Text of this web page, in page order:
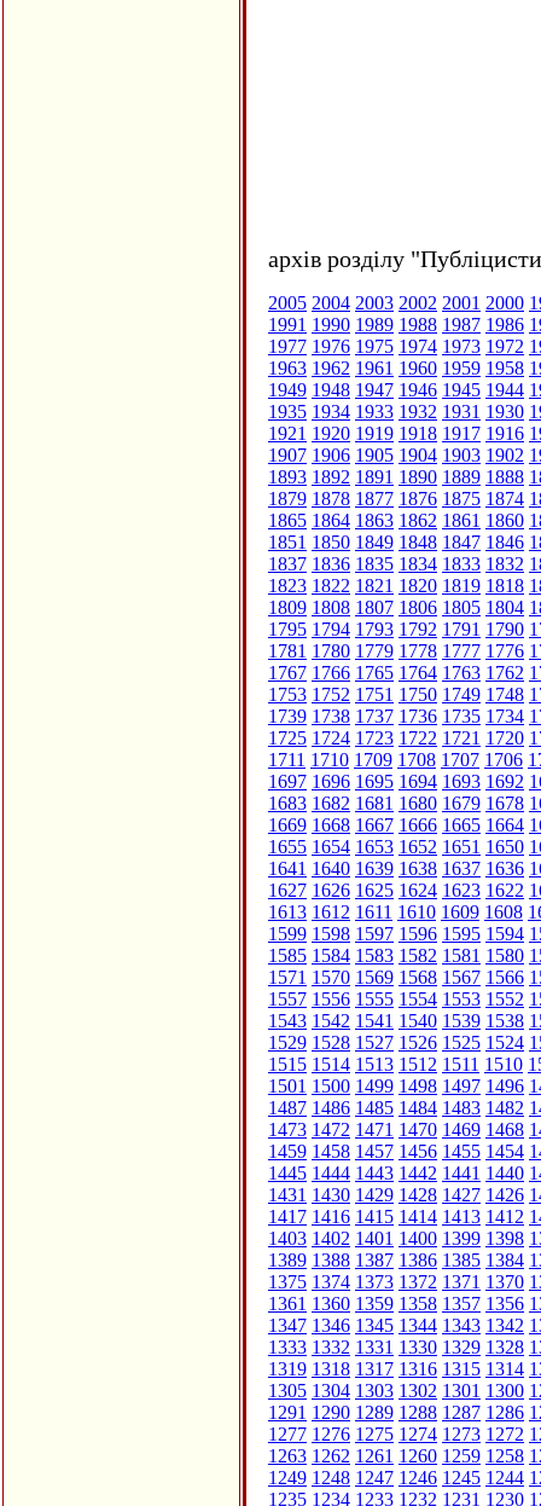
архів розділу
2005 2004 2003 2002 2001 2000
1991 1990 1989 1988 1987 1986
1977 1976 1975 1974 1973 1972
1963 1962 1961 1960 1959 1958
1949 1948 1947 1946 1945 1944
1935 1934 1933 1932 1931 1930
1921 1920 1919 1918 1917 1916
1907 1906 1905 1904 1903 1902
1893 1892 1891 1890 1889 1888
1879 1878 1877 1876 1875 1874
1865 1864 1863 1862 1861 1860
1851 1850 1849 1848 1847 1846
1837 1836 1835 1834 1833 1832
1823 1822 1821 1820 1819 1818
1809 1808 1807 1806 1805 1804
1795 1794 1793 1792 1791 1790
1781 1780 1779 1778 1777 1776
1767 1766 1765 1764 1763 1762
1753 1752 1751 1750 1749 1748
1739 1738 1737 1736 1735 1734
1725 1724 1723 1722 1721 1720
1711 1710 1709 1708 1707 1706
1697 1696 1695 1694 1693 1692
1683 1682 1681 1680 1679 1678
1669 1668 1667 1666 1665 1664
1655 1654 1653 1652 1651 1650
1641 1640 1639 1638 1637 1636
1627 1626 1625 1624 1623 1622
1613 1612 1611 1610 1609 1608
1599 1598 1597 1596 1595 1594
1585 1584 1583 1582 1581 1580
1571 1570 1569 1568 1567 1566
1557 1556 1555 1554 1553 1552
1543 1542 1541 1540 1539 1538
1529 1528 1527 1526 1525 1524
1515 1514 1513 1512 1511 1510
1501 1500 1499 1498 1497 1496
1487 1486 1485 1484 1483 1482
1473 1472 1471 1470 1469 1468
1459 1458 1457 1456 1455 1454
1445 1444 1443 1442 1441 1440
1431 1430 1429 1428 1427 1426
1417 1416 1415 1414 1413 1412
1403 1402 1401 1400 1399 1398
1389 1388 1387 1386 1385 1384
1375 1374 1373 1372 1371 1370
1361 1360 1359 1358 1357 1356
1347 1346 1345 1344 1343 1342
1333 1332 1331 1330 1329 1328
1319 1318 1317 1316 1315 1314
1305 1304 1303 1302 1301 1300
1291 1290 1289 1288 1287 1286
1277 1276 1275 1274 1273 1272
1263 1262 1261 1260 1259 1258
1249 1248 1247 1246 1245 1244
1235 1234 1233 1232 1231 1230